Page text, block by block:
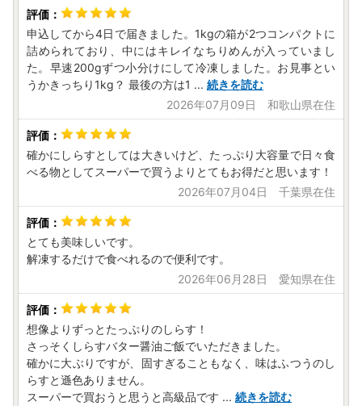
▼「ふるまど」
新規アカウント登録の上ログインし寄附情報を追加していた
だきますと、「ふるまど」を利用したオンラインでのワンス
トップ特例申請及び変更申請や、受付状況の確認等が可能で
す。詳細につきましては、以下のURLよりご確認ください。
▼申請書送付先
〒444-1333
愛知県高浜市沢渡町一丁目3番28
愛知県南知多町ふるさと納税ワンストップ受付センター 行
※注意事項※
・ワンストップ特例申請の期限（必着）はご寄附翌年の1月1
0日です。
・複数回ご寄附をいただいている場合は、ご寄附ごとに申請
・当町専用の申請書以外の受付完了までにはお時間をいただ
きますので、当町よりお送りしております申請書類をご利用
ください。
■問い合わせについて■
メールでのお問い合わせが非常に多く、ご回答にお時間を要
しております。誠に恐縮ではございますが、ご回答までに1
申込してから4日で届きました。1kgの箱が2つコンパクトに
詰められており、中にはキレイなちりめんが入っていまし
た。早速200gずつ小分けにして冷凍しました。お見事とい
うかきっちり1kg？ 最後の方は1 ... 続きを読む
2026年07月09日 和歌山県在住
確かにしらすとしては大きいけど、たっぷり大容量で日々食
べる物としてスーパーで買うよりとてもお得だと思います！
2026年07月04日 千葉県在住
とても美味しいです。
解凍するだけで食べれるので便利です。
2026年06月28日 愛知県在住
想像よりずっとたっぷりのしらす！
さっそくしらすバター醤油ご飯でいただきました。
確かに大ぶりですが、固すぎることもなく、味はふつうのし
らすと遜色ありません。
スーパーで買おうと思うと高級品です ... 続きを読む